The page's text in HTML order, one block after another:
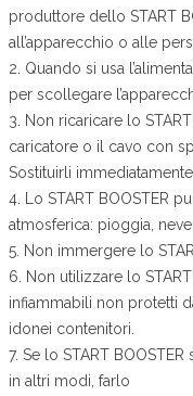
produttore dello START
all’apparecchio o alle
2. Quando si usa
per scollegare
3. Non ricaricare lo
caricatore o il cavo con
Sostituirli immediatamente.
4. Lo START BOOSTER
atmosferica: pioggia,
5. Non immergere lo
6. Non utilizzare lo
infiammabili non protetti
idonei contenitori.
7. Se lo START
in altri modi, farlo